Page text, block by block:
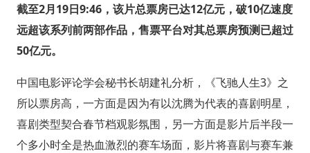
截至2月19日9:46，该片总票房已达12亿元，破10亿速度
远超该系列前两部作品，售票平台对其总票房预测已超过
50亿元。
中国电影评论学会秘书长胡建礼分析，《飞驰人生3》之
所以票房高，一方面是因为有以沈腾为代表的喜剧明星，
喜剧类型契合春节档观影氛围，另一方面是影片后半段一
个多小时全是热血激烈的赛车场面，影片将喜剧与赛车兼